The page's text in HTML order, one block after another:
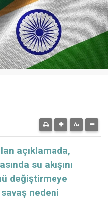
açıklamada,
su akışını
değiştirmeye
nedeni